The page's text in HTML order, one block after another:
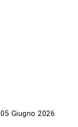
05 Giugno 2026